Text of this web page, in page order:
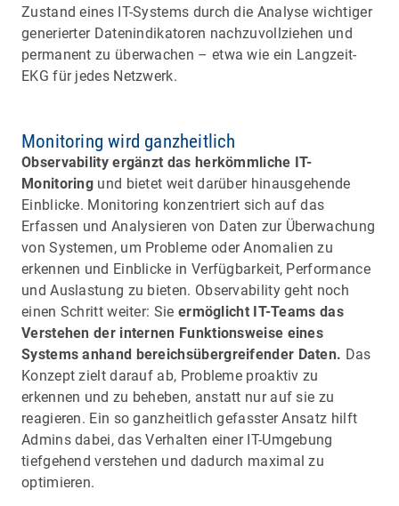
Zustand eines IT-Systems durch die Analyse wichtiger
generierter Datenindikatoren nachzuvollziehen und
permanent zu überwachen – etwa wie ein Langzeit-
EKG für jedes Netzwerk.
Monitoring wird ganzheitlich
Observability ergänzt das herkömmliche IT-
Monitoring und bietet weit darüber hinausgehende
Einblicke. Monitoring konzentriert sich auf das
Erfassen und Analysieren von Daten zur Überwachung
von Systemen, um Probleme oder Anomalien zu
erkennen und Einblicke in Verfügbarkeit, Performance
und Auslastung zu bieten. Observability geht noch
einen Schritt weiter: Sie ermöglicht IT-Teams das
Verstehen der internen Funktionsweise eines
Systems anhand bereichsübergreifender Daten. Das
Konzept zielt darauf ab, Probleme proaktiv zu
erkennen und zu beheben, anstatt nur auf sie zu
reagieren. Ein so ganzheitlich gefasster Ansatz hilft
Admins dabei, das Verhalten einer IT-Umgebung
tiefgehend verstehen und dadurch maximal zu
optimieren.